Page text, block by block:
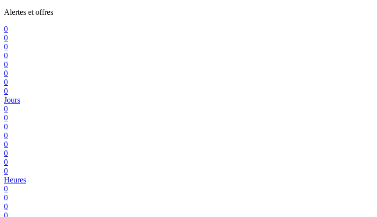
Alertes et offres
0
0
0
0
0
0
0
0
Jours
0
0
0
0
0
0
0
0
Heures
0
0
0
0